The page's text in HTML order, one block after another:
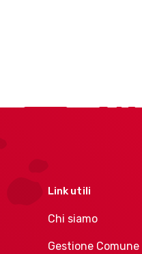
Link utili
Chi siamo
Gestione Comune